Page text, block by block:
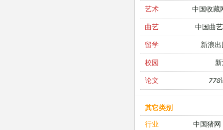
艺术 中国收藏
曲艺 中国曲
留学 新浪
校园
论文 778
其它类别
行业
中国猪网